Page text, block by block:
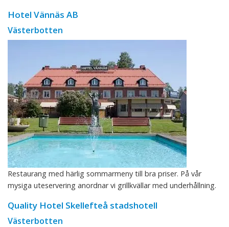
Hotel Vännäs AB
Västerbotten
Restaurang med härlig sommarmeny till bra priser. På vår
mysiga uteservering anordnar vi grillkvällar med underhållning.
Quality Hotel Skellefteå stadshotell
Västerbotten